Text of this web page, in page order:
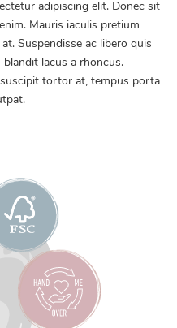
adipiscing elit. Donec sit
Mauris iaculis pretium
Suspendisse ac libero quis
lacus a rhoncus.
tortor at, tempus porta